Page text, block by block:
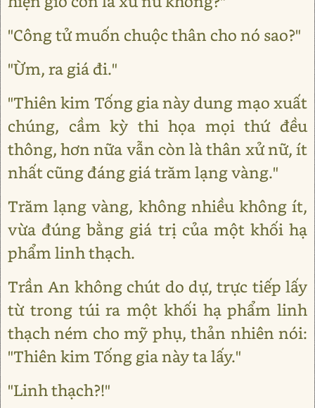
"Công tử muốn chuộc thân cho nó sao?"
"Ừm, ra giá đi."
"Thiên kim Tống gia này dung mạo xuất
chúng, cầm kỳ thi họa mọi thứ đều
thông, hơn nữa vẫn còn là thân xử nữ, ít
nhất cũng đáng giá trăm lạng vàng."
Trăm lạng vàng, không nhiều không ít,
vừa đúng bằng giá trị của một khối hạ
phẩm linh thạch.
Trần An không chút do dự, trực tiếp lấy
từ trong túi ra một khối hạ phẩm linh
thạch ném cho mỹ phụ, thản nhiên nói:
"Thiên kim Tống gia này ta lấy."
"Linh thạch?!"